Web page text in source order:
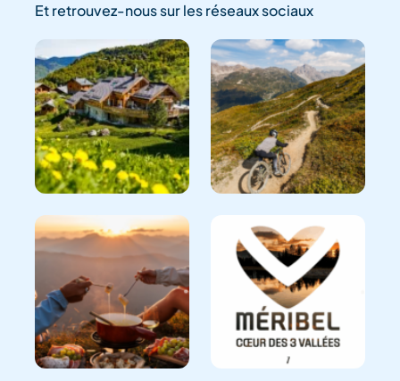
Et retrouvez-nous sur les réseaux sociaux